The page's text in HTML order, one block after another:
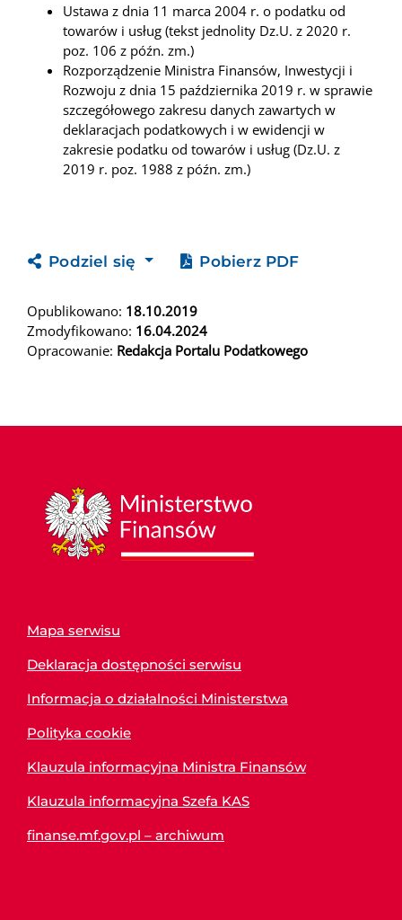
Ustawa z dnia 11 marca 2004 r. o podatku od
towarów i usług (tekst jednolity Dz.U. z 2020 r.
poz. 106 z późn. zm.)
Rozporządzenie Ministra Finansów, Inwestycji i
Rozwoju z dnia 15 października 2019 r. w sprawie
szczegółowego zakresu danych zawartych w
deklaracjach podatkowych i w ewidencji w
zakresie podatku od towarów i usług (Dz.U. z
2019 r. poz. 1988 z późn. zm.)
Podziel się Pobierz PDF
Opublikowano: 18.10.2019
Zmodyfikowano: 16.04.2024
Opracowanie: Redakcja Portalu Podatkowego
Mapa serwisu
Deklaracja dostępności serwisu
Informacja o działalności Ministerstwa
Polityka cookie
Klauzula informacyjna Ministra Finansów
Klauzula informacyjna Szefa KAS
finanse.mf.gov.pl – archiwum